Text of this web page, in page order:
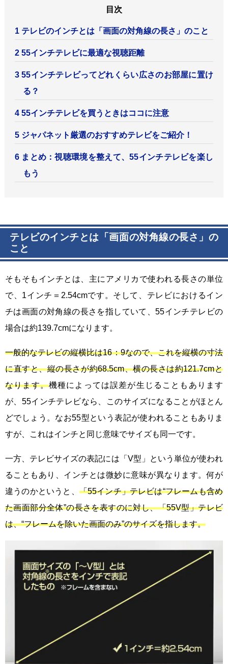
テレビのインチとは「画面の対角線の長さ」のこと
55インチテレビに最適な視聴距離
55インチテレビってどれくらい広さのお部屋に置け
る？
55インチテレビを買うときはココに注意
ジャパネット厳選のおすすめテレビをご紹介！
まとめ：視聴環境を整えて、55インチテレビを楽し
もう
テレビのインチとは「画面の対角線の長さ」の
こと
そもそもインチとは、主にアメリカで使われる長さの単位
で、1インチ＝2.54cmです。そして、テレビにおけるイン
チは画面の対角線の長さを指していて、55インチテレビの
場合は約139.7cmになります。
一般的なテレビの縦横比は16：9なので、これを縦横の寸法
に直すと、縦の長さが約68.5cm、横の長さは約121.7cmと
なります。機種によっては誤差が生じることもあります
が、55インチテレビなら、このサイズになることがほとん
どでしょう。なお55型という表記が使われることもありま
すが、これはインチと同じ意味でサイズも同一です。
一方、テレビサイズの表記には「V型」という単位が使われ
ることもあり、インチとは微妙に意味が異なります。何が
違うのかというと、 「55インチ」テレビは“フレームも含め
た画面部分全体”の長さを表すのに対し、「55V型」テレビ
は、“フレームを除いた画面のみ”のサイズを指します。